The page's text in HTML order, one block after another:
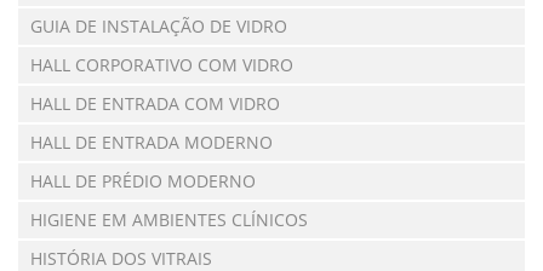
GUIA DE INSTALAÇÃO DE VIDRO
HALL CORPORATIVO COM VIDRO
HALL DE ENTRADA COM VIDRO
HALL DE ENTRADA MODERNO
HALL DE PRÉDIO MODERNO
HIGIENE EM AMBIENTES CLÍNICOS
HISTÓRIA DOS VITRAIS